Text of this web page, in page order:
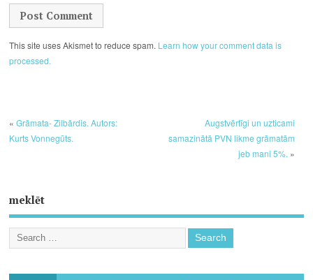
This site uses Akismet to reduce spam. Learn how your comment data is
processed.
«Grāmata- Zilbārdis. Autors:
Kurts Vonnegūts.
Augstvērtīgi un uzticami
samazinātā PVN likme grāmatām
jeb mani 5%. »
meklēt